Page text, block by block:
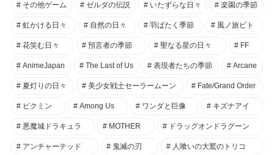
その他ゲーム ゼルダの伝説 いたずらな日々 楽園の季節
虹かける日々 自然の日々 羽ばたく季節 風ノ旅ビト
花笑む日々 預言者の季節 聖なる星の日々 FF
AnimeJapan The Last of Us 表現者たちの季節 Arcane
夏灯りの日々 美少女戦士セーラームーン Fate/Grand Order
ピクミン Among Us ワンダと巨像 キズナアイ
悪魔城ドラキュラ MOTHER ドラッグオンドラグーン
アンチャーテッド 鬼滅の刃 人喰いの大鷲のトリコ